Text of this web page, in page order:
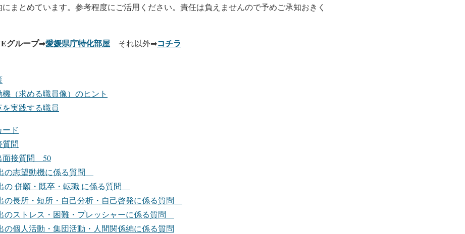
まとめています。参考程度にご活用ください。責任は負えませんので予めご承知おきく
グループ➡愛媛県庁特化部屋 それ以外➡コチラ
（求める職員像）のヒント
を実践する職員
ド
問
面接質問 50
の志望動機に係る質問
の 併願・既卒・転職 に係る質問
の長所・短所・自己分析・自己啓発に係る質問
のストレス・困難・プレッシャーに係る質問
の個人活動・集団活動・人間関係編に係る質問